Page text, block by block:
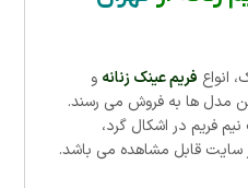
انواع فریم عینک زنانه و
مدل ها به فروش می رسند.
فریم در اشکال گرد،
سایت قابل مشاهده می باشد.